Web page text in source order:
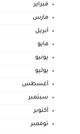
فبراير
مارس
أبريل
مايو
يونيو
يوليو
أغسطس
سبتمبر
أكتوبر
نوفمبر